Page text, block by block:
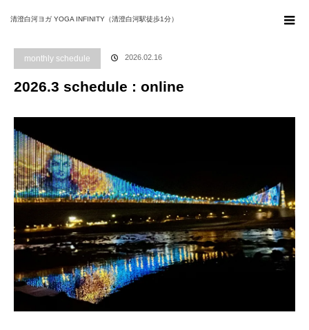
清澄白河ヨガ YOGA INFINITY（清澄白河駅徒歩1分）
ブログ
monthly schedule 2026.3 schedule : online
monthly schedule 2026.02.16
2026.3 schedule : online